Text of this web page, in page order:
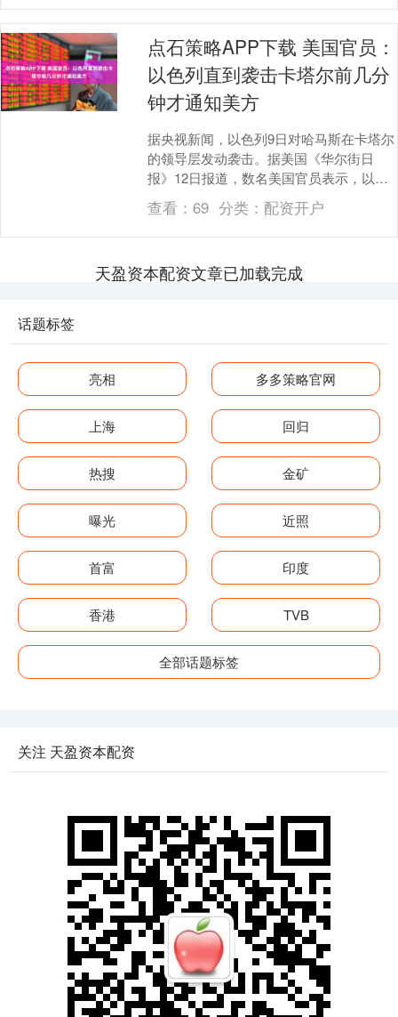
点石策略APP下载 美国官员：
以色列直到袭击卡塔尔前几分
钟才通知美方
据央视新闻，以色列9日对哈马斯在卡塔尔
的领导层发动袭击。据美国《华尔街日
报》12日报道，数名美国官员表示，以色
列直到袭击前几分钟才通知美国军方，且
最初没有提供有....
查看：69 分类： 配资开户
天盈资本配资文章已加载完成
话题标签
亮相 多多策略官网
上海 回归
热搜 金矿
曝光 近照
首富 印度
香港 TVB
全部话题标签
关注 天盈资本配资